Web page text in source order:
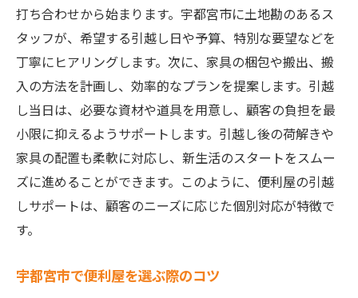
打ち合わせから始まります。宇都宮市に土地勘のあるス
タッフが、希望する引越し日や予算、特別な要望などを
丁寧にヒアリングします。次に、家具の梱包や搬出、搬
入の方法を計画し、効率的なプランを提案します。引越
し当日は、必要な資材や道具を用意し、顧客の負担を最
小限に抑えるようサポートします。引越し後の荷解きや
家具の配置も柔軟に対応し、新生活のスタートをスムー
ズに進めることができます。このように、便利屋の引越
しサポートは、顧客のニーズに応じた個別対応が特徴で
す。
宇都宮市で便利屋を選ぶ際のコツ